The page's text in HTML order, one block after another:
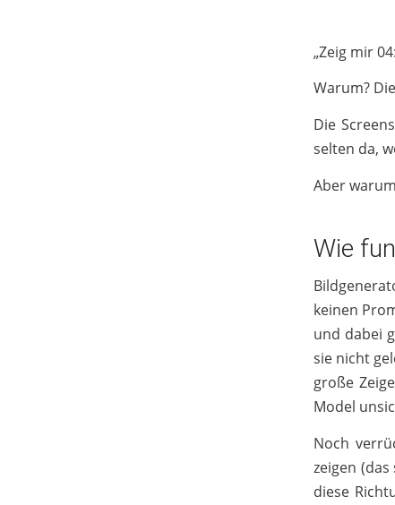
„Zeig mir
Warum?
Die
selten da,
Aber
Wie
keinen
und dabei
sie nicht
große
Model
Noch
zeigen
diese